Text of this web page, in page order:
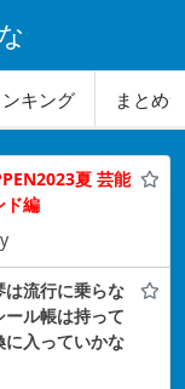
キング まとめ
夏 芸能
ド編
は流行に乗らな
ル帳は持って
に入っていかな